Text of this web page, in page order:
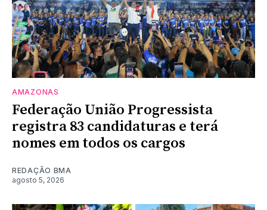
AMAZONAS
Federação União Progressista
registra 83 candidaturas e terá
nomes em todos os cargos
REDAÇÃO BMA
agosto 5, 2026